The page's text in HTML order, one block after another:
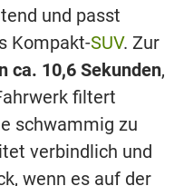
und passt
Kompakt-SUV. Zur
ca. 10,6 Sekunden,
filtert
schwammig zu
verbindlich und
wenn es auf der